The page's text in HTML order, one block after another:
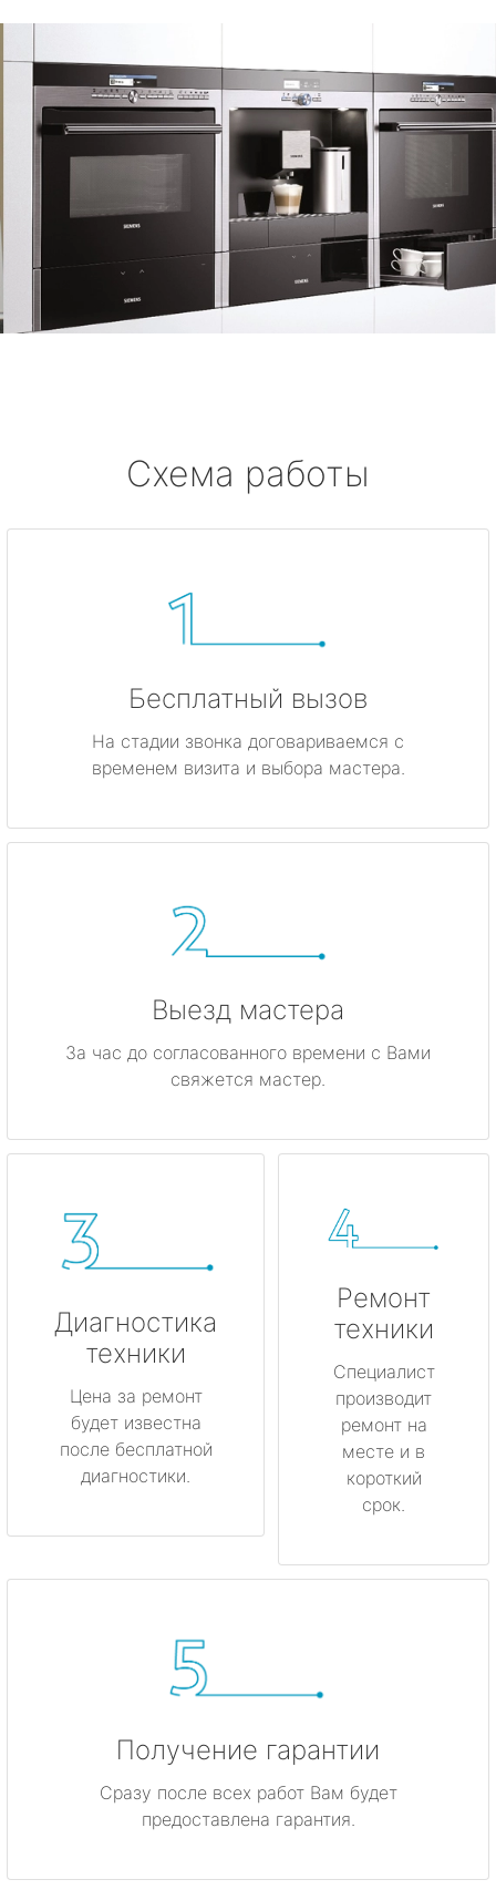
Схема работы
Бесплатный вызов
На стадии звонка договариваемся с
временем визита и выбора мастера.
Выезд мастера
За час до согласованного времени с Вами
свяжется мастер.
Диагностика
техники
Цена за ремонт
будет известна
после бесплатной
диагностики.
Ремонт
техники
Специалист
производит
ремонт на
месте и в
короткий
срок.
Получение гарантии
Сразу после всех работ Вам будет
предоставлена гарантия.